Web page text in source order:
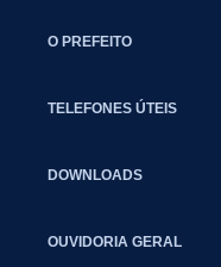
O PREFEITO
TELEFONES ÚTEIS
DOWNLOADS
OUVIDORIA GERAL